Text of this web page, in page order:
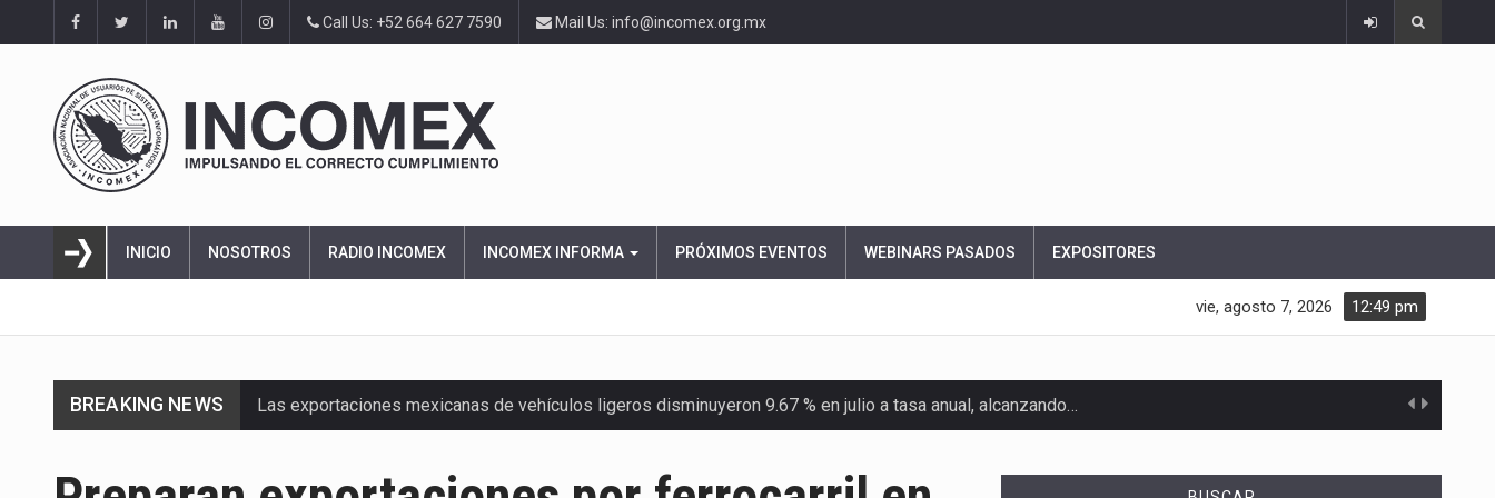
Call Us: +52 664 627 7590 Mail Us: info@incomex.org.mx
INICIO NOSOTROS RADIO INCOMEX INCOMEX INFORMA PRÓXIMOS EVENTOS WEBINARS PASADOS EXPOSITORES
12:49 pm
vie, agosto 7, 2026
BREAKING NEWS Las exportaciones mexicanas de vehículos ligeros disminuyeron 9.67 % en julio a tasa anual, alcanzando…